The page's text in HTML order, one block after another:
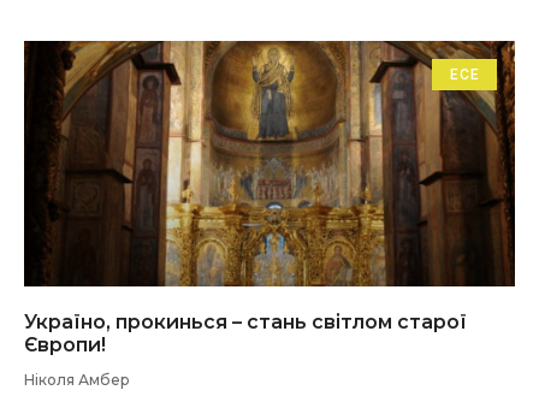
ЕСЕ
Україно, прокинься – стань світлом старої
Європи!
Ніколя Амбер